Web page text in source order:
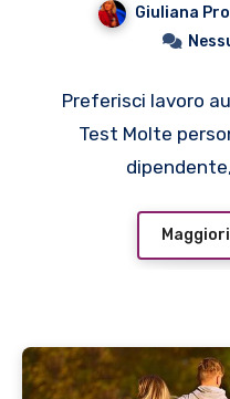
Giuliana
Preferisci lavoro
Test Molte